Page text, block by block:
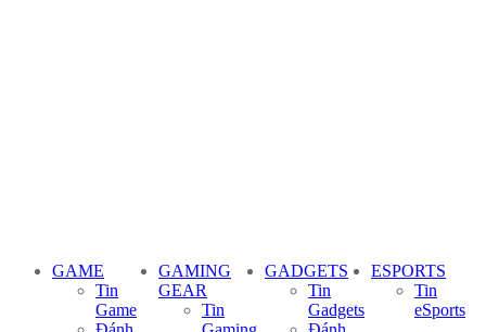
GAME
Tin
Game
GAMING
GEAR
Tin
GADGETS
Tin
Gadgets
ESPORTS
Tin
eSports